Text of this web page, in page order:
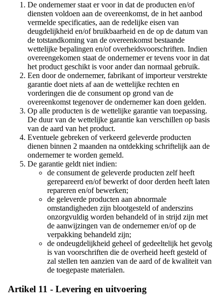
De ondernemer staat er voor in dat de producten en/of
diensten voldoen aan de overeenkomst, de in het aanbod
vermelde specificaties, aan de redelijke eisen van
deugdelijkheid en/of bruikbaarheid en de op de datum van
de totstandkoming van de overeenkomst bestaande
wettelijke bepalingen en/of overheidsvoorschriften. Indien
overeengekomen staat de ondernemer er tevens voor in dat
het product geschikt is voor ander dan normaal gebruik.
Een door de ondernemer, fabrikant of importeur verstrekte
garantie doet niets af aan de wettelijke rechten en
vorderingen die de consument op grond van de
overeenkomst tegenover de ondernemer kan doen gelden.
Op alle producten is de wettelijke garantie van toepassing.
De duur van de wettelijke garantie kan verschillen op basis
van de aard van het product.
Eventuele gebreken of verkeerd geleverde producten
dienen binnen 2 maanden na ontdekking schriftelijk aan de
ondernemer te worden gemeld.
De garantie geldt niet indien:
de consument de geleverde producten zelf heeft
gerepareerd en/of bewerkt of door derden heeft laten
repareren en/of bewerken;
de geleverde producten aan abnormale
omstandigheden zijn blootgesteld of anderszins
onzorgvuldig worden behandeld of in strijd zijn met
de aanwijzingen van de ondernemer en/of op de
verpakking behandeld zijn;
de ondeugdelijkheid geheel of gedeeltelijk het gevolg
is van voorschriften die de overheid heeft gesteld of
zal stellen ten aanzien van de aard of de kwaliteit van
de toegepaste materialen.
Artikel 11 - Levering en uitvoering